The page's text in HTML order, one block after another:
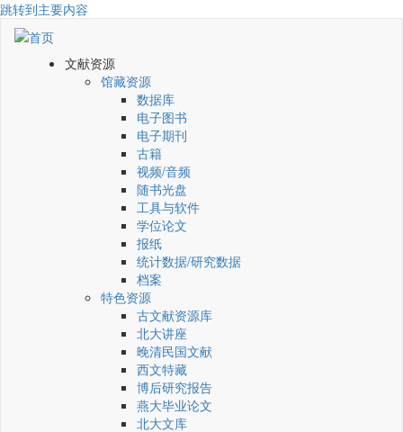
跳转到主要内容
文献资源
馆藏资源
数据库
电子图书
电子期刊
古籍
视频/音频
随书光盘
工具与软件
学位论文
报纸
统计数据/研究数据
档案
特色资源
古文献资源库
北大讲座
晚清民国文献
西文特藏
博后研究报告
燕大毕业论文
北大文库